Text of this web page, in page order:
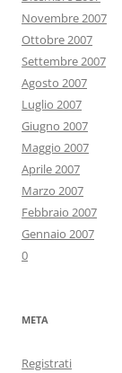
Novembre 2007
Ottobre 2007
Settembre 2007
Agosto 2007
Luglio 2007
Giugno 2007
Maggio 2007
Aprile 2007
Marzo 2007
Febbraio 2007
Gennaio 2007
0
META
Registrati